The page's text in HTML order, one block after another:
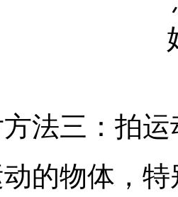
法三：拍
的物体，